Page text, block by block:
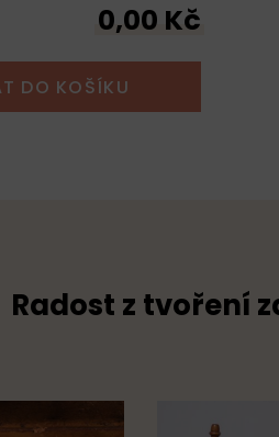
0,00 Kč
DO KOŠÍKU
Radost z tvoření